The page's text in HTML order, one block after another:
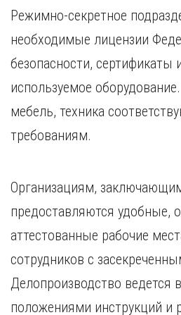
Режимно-секретное
необходимые лицензии
безопасности, сертификаты
используемое
мебель, техника
требованиям.
Организациям,
предоставляются удобные,
аттестованные рабочие
сотрудников с
Делопроизводство ведется
положениями инструкций и